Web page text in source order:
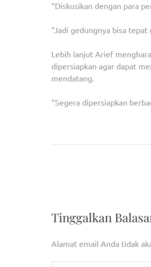
“Diskusikan dengan para
“Jadi gedungnya bisa
Lebih lanjut Arief
dipersiapkan agar dapat
mendatang.
“Segera dipersiapkan
Tinggalkan
Alamat email Anda tidak